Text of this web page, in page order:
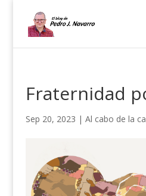
Fraternidad
Sep 20, 2023 | Al cabo de la